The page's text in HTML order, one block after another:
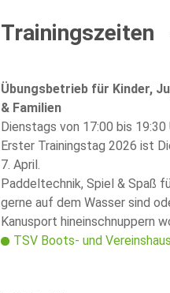
Trainingszeiten
Übungsbetrieb für Kinder,
& Familien
Dienstags von 17:00 bis 19:30
Erster Trainingstag 2026 ist
7. April.
Paddeltechnik, Spiel & Spaß
gerne auf dem Wasser sind
Kanusport hineinschnuppern
TSV Boots- und Vereinshaus